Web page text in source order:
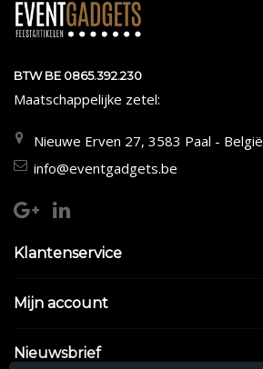
BTW BE 0865.392.230
Maatschappelijke zetel:
Nieuwe Erven 27, 3583 Paal - België
info@eventgadgets.be
Klantenservice
Mijn account
Nieuwsbrief